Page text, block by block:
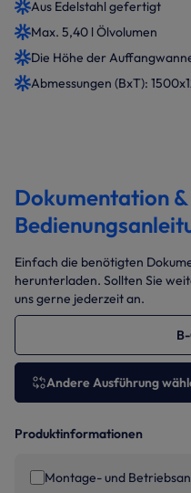
Aus Edelstahl gefertigt
Max. 5,40 l Ölvolumen
Die Höhe der
Abmessungen (BxT):
Dokumentation &
Einfach die benötigten
herunterladen. Sollten Sie
uns gerne jederzeit an.
Andere Ausführung
Produktinformationen
Montage- und